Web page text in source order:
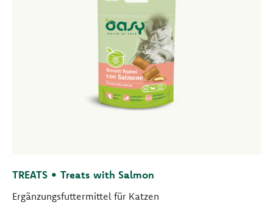
TREATS • Treats with Salmon
Ergänzungsfuttermittel für Katzen